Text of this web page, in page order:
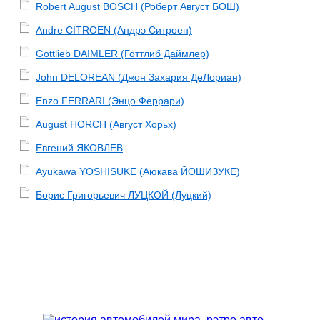
Robert August BOSCH (Роберт Август БОШ)
Andre CITROEN (Андрэ Ситроен)
Gottlieb DAIMLER (Готтлиб Даймлер)
John DELOREAN (Джон Захария ДеЛориан)
Enzo FERRARI (Энцо Феррари)
August HORCH (Август Хорьх)
Евгений ЯКОВЛЕВ
Ayukawa YOSHISUKE (Аюкава ЙОШИЗУКЕ)
Борис Григорьевич ЛУЦКОЙ (Луцкий)